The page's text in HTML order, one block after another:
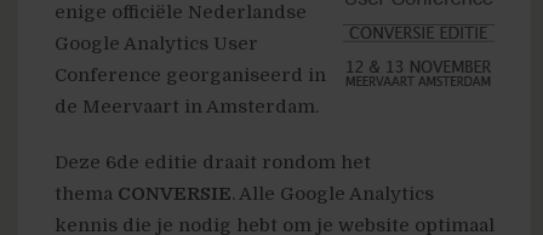
enige officiële Nederlandse
Google Analytics User
Conference georganiseerd in
de Meervaart in Amsterdam.
Deze 6de editie draait rondom het
thema CONVERSIE. Alle Google Analytics
kennis die je nodig hebt om je website optimaal